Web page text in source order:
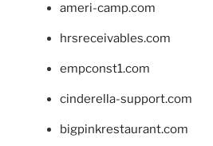
ameri-camp.com
hrsreceivables.com
empconst1.com
cinderella-support.com
bigpinkrestaurant.com